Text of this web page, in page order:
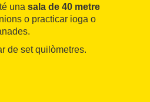
una sala de 40 metre
o practicar ioga o
de set quilòmetres.